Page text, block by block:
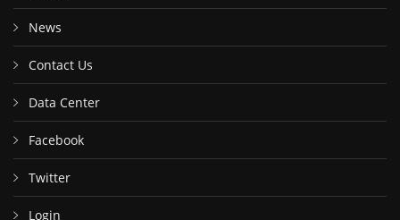
News
Contact Us
Data Center
Facebook
Twitter
Login